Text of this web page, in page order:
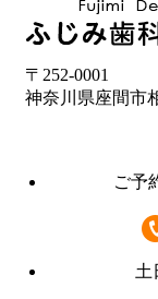
〒252-0001
神奈川県座間市
ご予
土